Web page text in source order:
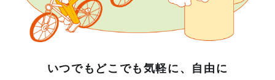
いつでもどこでも気軽に、自由に